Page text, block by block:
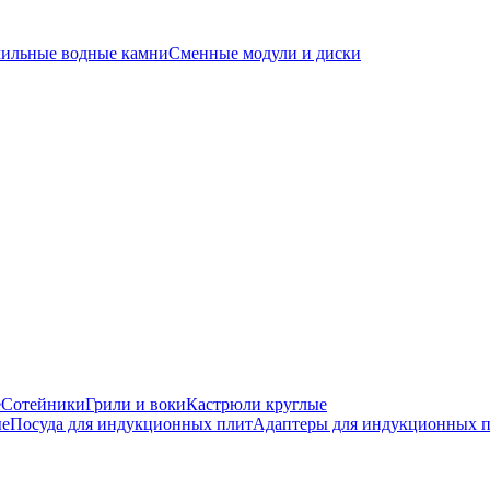
водные камниСменные модули и диски
СотейникиГрили и вокиКастрюли круглые
Посуда для индукционных плитАдаптеры для индукционных